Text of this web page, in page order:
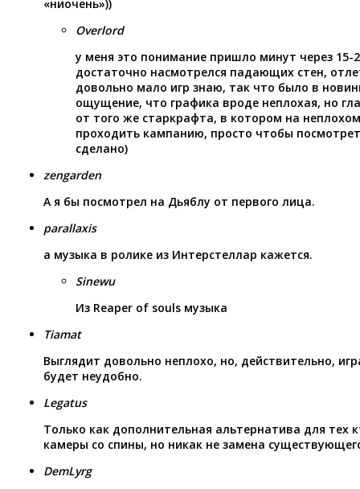
«ниочень»))
Overlord
у меня это понимание пришло минут через 15-
достаточно насмотрелся падающих стен,
довольно мало игр знаю, так что было в
ощущение, что графика вроде неплохая, но
от того же старкрафта, в котором на
проходить кампанию, просто чтобы
сделано)
zengarden
А я бы посмотрел на Дьяблу от первого лица.
parallaxis
а музыка в ролике из Интерстеллар кажется.
Sinewu
Из Reaper of souls музыка
Tiamat
Выглядит довольно неплохо, но, действительно,
будет неудобно.
Legatus
Только как дополнительная альтернатива для тех
камеры со спины, но никак не замена
DemLyrg